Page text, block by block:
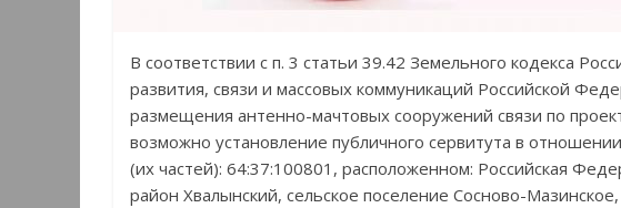
В соответствии с п. 3 статьи 39.42 Земельного кодекса
развития, связи и массовых коммуникаций Российской
размещения антенно-мачтовых сооружений связи по
возможно установление публичного сервитута в
(их частей): 64:37:100801, расположенном: Российская
район Хвалынский, сельское поселение Сосново-